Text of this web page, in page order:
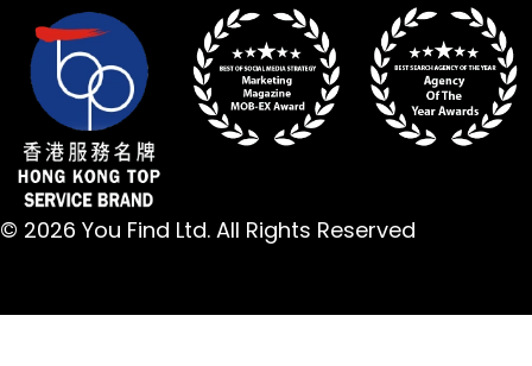
© 2026 You Find Ltd. All Rights Reserved